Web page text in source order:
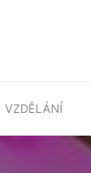
VZDĚLÁNÍ